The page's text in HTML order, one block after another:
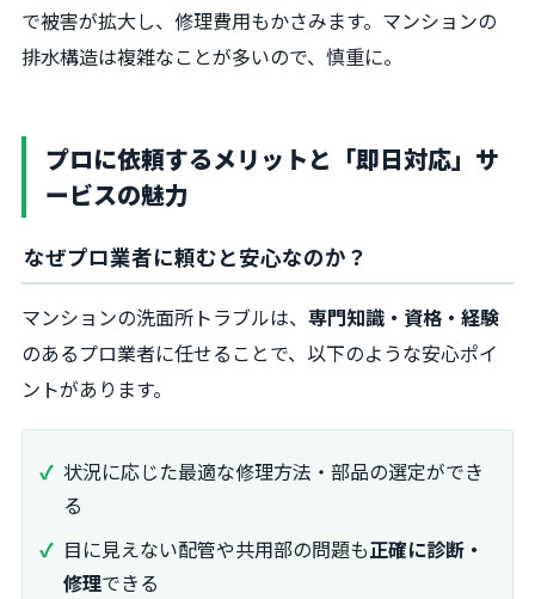
で被害が拡大し、修理費用もかさみます。マンションの
排水構造は複雑なことが多いので、慎重に。
プロに依頼するメリットと「即日対応」サ
ービスの魅力
なぜプロ業者に頼むと安心なのか？
マンションの洗面所トラブルは、 専門知識・資格・経験
のあるプロ業者に任せることで、以下のような安心ポイ
ントがあります。
状況に応じた最適な修理方法・部品の選定ができ
る
目に見えない配管や共用部の問題も正確に診断・
修理できる